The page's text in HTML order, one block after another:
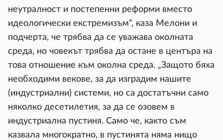
неутралност и постепенни реформи вместо
идеологически екстремизъм“, каза Мелони и
подчерта, че трябва да се уважава околната
среда, но човекът трябва да остане в центъра на
това отношение към околна среда. „Защото бяха
необходими векове, за да изградим нашите
(индустриални) системи, но са достатъчни само
няколко десетилетия, за да се озовем в
индустриална пустиня. Само че, както съм
казвала многократно, в пустинята няма нищо